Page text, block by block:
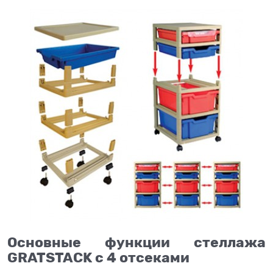
Основные функции стеллажа
GRATSTACK с 4 отсеками